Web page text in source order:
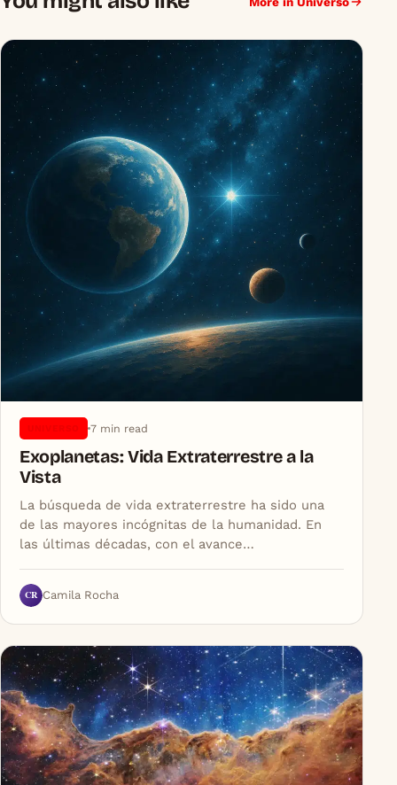
7 min read
Exoplanetas: Vida Extraterrestre a la
Vista
La búsqueda de vida extraterrestre ha sido una
de las mayores incógnitas de la humanidad. En
las últimas décadas, con el avance…
CR Camila Rocha